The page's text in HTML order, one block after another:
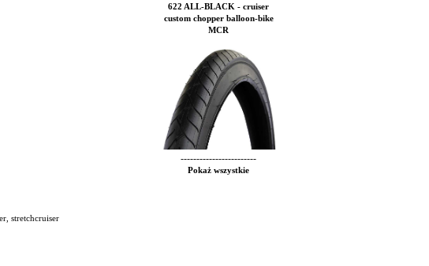
622 ALL-BLACK - cruiser
custom chopper balloon-bike
MCR
------------------------
Pokaż wszystkie
stretchcruiser